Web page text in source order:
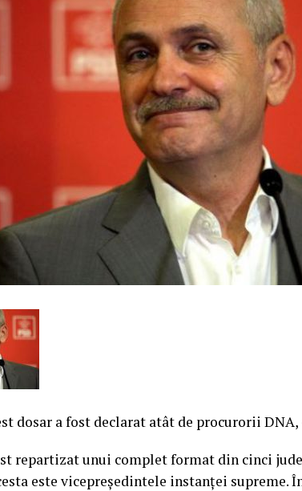
dosar a fost declarat atât de procurorii
repartizat unui complet format din cinci
este vicepreşedintele instanţei supreme.